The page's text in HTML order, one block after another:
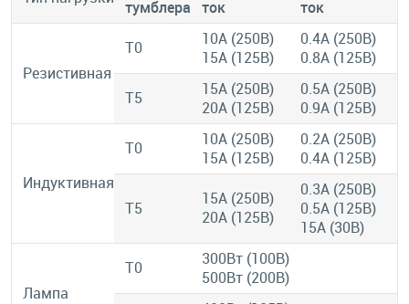
тумблера ток
ток
Резистивная
T0
10A (250В)
15A (125В)
0.4A (250В)
0.8А (125В)
T5
15A (250В)
20А (125В)
0.5A (250В)
0.9А (125В)
Индуктивная
T0
10A (250В)
15A (125В)
0.2A (250В)
0.4А (125В)
T5
15A (250В)
20А (125В)
0.3A (250В)
0.5А (125В)
15А (30В)
Лампа
T0
300Вт (100В)
500Вт (200В)